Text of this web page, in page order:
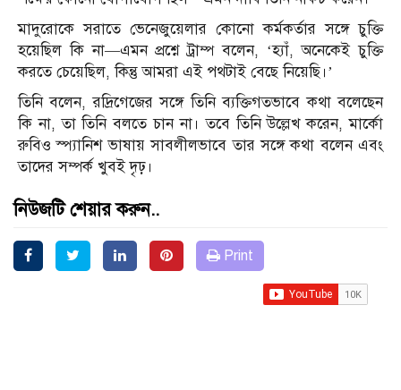
মাদুরোকে সরাতে ভেনেজুয়েলার কোনো কর্মকর্তার সঙ্গে চুক্তি
হয়েছিল কি না—এমন প্রশ্নে ট্রাম্প বলেন, ‘হ্যাঁ, অনেকেই চুক্তি
করতে চেয়েছিল, কিন্তু আমরা এই পথটাই বেছে নিয়েছি।’
তিনি বলেন, রদ্রিগেজের সঙ্গে তিনি ব্যক্তিগতভাবে কথা বলেছেন
কি না, তা তিনি বলতে চান না। তবে তিনি উল্লেখ করেন, মার্কো
রুবিও স্প্যানিশ ভাষায় সাবলীলভাবে তার সঙ্গে কথা বলেন এবং
তাদের সম্পর্ক খুবই দৃঢ়।
নিউজটি শেয়ার করুন..
Print